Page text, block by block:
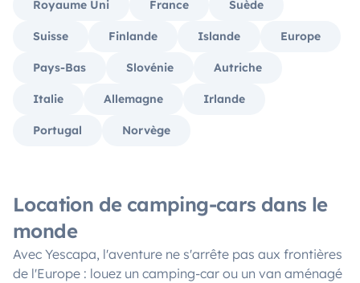
Royaume Uni France Suède
Suisse Finlande Islande Europe
Pays-Bas Slovénie Autriche
Italie Allemagne Irlande
Portugal Norvège
Location de camping-cars dans le
monde
Avec Yescapa, l'aventure ne s'arrête pas aux frontières
de l'Europe : louez un camping-car ou un van aménagé